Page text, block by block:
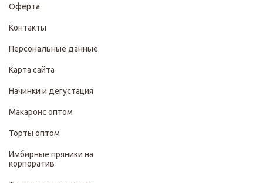
Оферта
Контакты
Персональные данные
Карта сайта
Начинки и дегустация
Макаронс оптом
Торты оптом
Имбирные пряники на
корпоратив